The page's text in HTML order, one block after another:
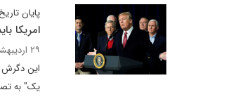
پایان
امریکا
۲۹ اردیبهشت ۱۳۹۹
این دگرش
یک" به